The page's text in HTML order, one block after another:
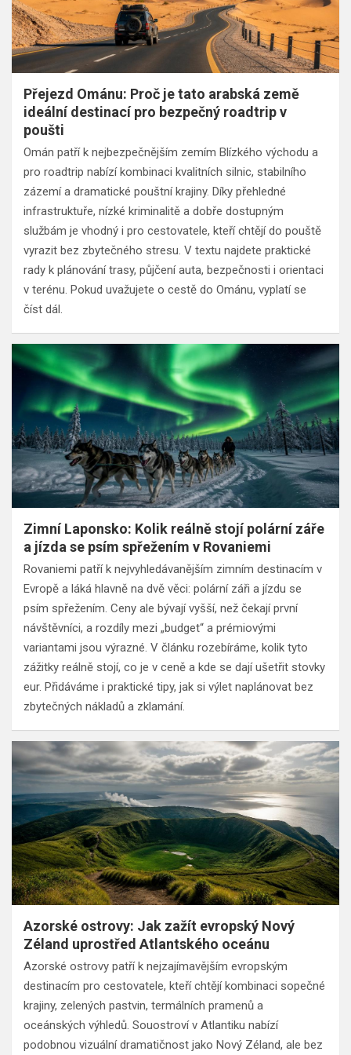
Přejezd Ománu: Proč je tato arabská země
ideální destinací pro bezpečný roadtrip v
poušti
Omán patří k nejbezpečnějším zemím Blízkého východu a
pro roadtrip nabízí kombinaci kvalitních silnic, stabilního
zázemí a dramatické pouštní krajiny. Díky přehledné
infrastruktuře, nízké kriminalitě a dobře dostupným
službám je vhodný i pro cestovatele, kteří chtějí do pouště
vyrazit bez zbytečného stresu. V textu najdete praktické
rady k plánování trasy, půjčení auta, bezpečnosti i orientaci
v terénu. Pokud uvažujete o cestě do Ománu, vyplatí se
číst dál.
Zimní Laponsko: Kolik reálně stojí polární záře
a jízda se psím spřežením v Rovaniemi
Rovaniemi patří k nejvyhledávanějším zimním destinacím v
Evropě a láká hlavně na dvě věci: polární záři a jízdu se
psím spřežením. Ceny ale bývají vyšší, než čekají první
návštěvníci, a rozdíly mezi „budget“ a prémiovými
variantami jsou výrazné. V článku rozebíráme, kolik tyto
zážitky reálně stojí, co je v ceně a kde se dají ušetřit stovky
eur. Přidáváme i praktické tipy, jak si výlet naplánovat bez
zbytečných nákladů a zklamání.
Azorské ostrovy: Jak zažít evropský Nový
Zéland uprostřed Atlantského oceánu
Azorské ostrovy patří k nejzajímavějším evropským
destinacím pro cestovatele, kteří chtějí kombinaci sopečné
krajiny, zelených pastvin, termálních pramenů a
oceánských výhledů. Souostroví v Atlantiku nabízí
podobnou vizuální dramatičnost jako Nový Zéland, ale bez